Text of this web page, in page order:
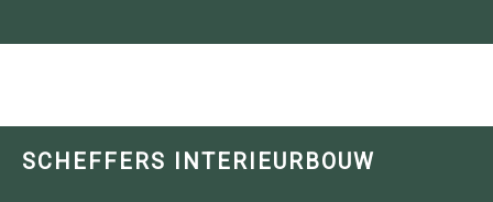
SCHEFFERS INTERIEURBOUW